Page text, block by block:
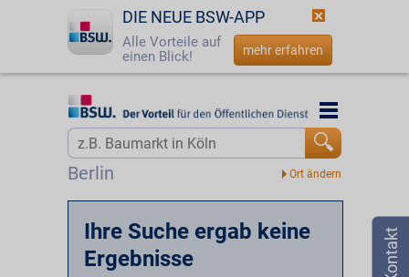
DIE NEUE BSW-APP
Alle Vorteile auf
einen Blick!
mehr erfahren
Startseite
Login
☎ 0800 - 279 25 82
Berlin
Startseite
Ihre Suche ergab keine
Ergebnisse